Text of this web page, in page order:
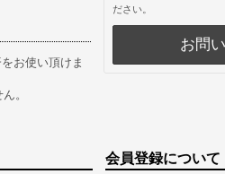
お使い頂けま
。
ださい。
お問
会員登録について